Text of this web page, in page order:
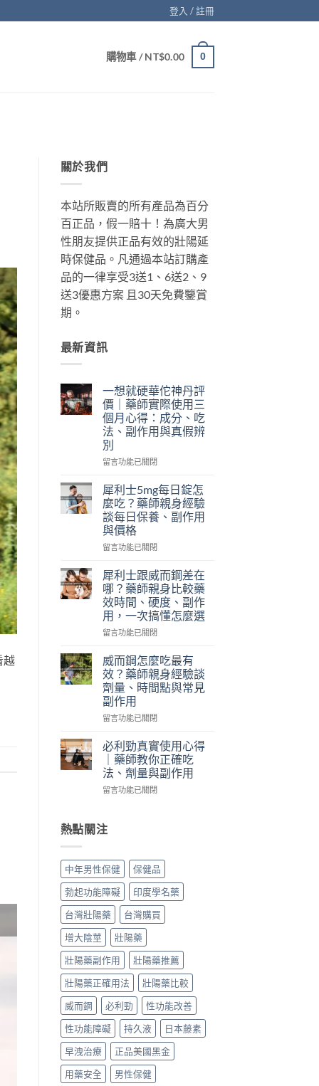
登入 / 註冊
購物車 /NT$0.00 0
越
關於我們
本站所販賣的所有產品為百分
百正品，假一賠十！為廣大男
性朋友提供正品有效的壯陽延
時保健品。凡通過本站訂購產
品的一律享受3送1、6送2、9
送3優惠方案 且30天免費鑒賞
期。
最新資訊
一想就硬華佗神丹評
價｜藥師實際使用三
個月心得：成分、吃
法、副作用與真假辨
別
在
想
就
硬
華
佗
神
評
價
｜
藥
師
實
使
用
三
個
月
心
成
分、
吃
法、
副
與
真
辨
別〉
中
留言功能已關閉
犀利士5mg每日錠怎
麼吃？藥師親身經驗
談每日保養、副作用
與價格
在
利
士
5mg
每
日
錠
麼
吃？
藥
師
親
身
驗
談
每
日
保
作
用
價
格〉
中
留言功能已關閉
犀利士跟威而鋼差在
哪？藥師親身比較藥
效時間、硬度、副作
用，一次搞懂怎麼選
在
利
士
跟
威
而
鋼
在
哪？
藥
師
親
較
藥
時
間、
硬
度、
副
作
用，
一
次
搞
懂
怎
麼
選〉
中
留言功能已關閉
威而鋼怎麼吃最有
效？藥師親身經驗談
劑量、時間點與常見
副作用
在
而
鋼
怎
麼
吃
效？
親
身
經
驗
談
劑
量、
時
間
點
與
常
見
副
作
用〉
留言功能已關閉
必利勁真實使用心得
｜藥師教你正確吃
法、劑量與副作用
在
勁
真
使
用
心
得
｜
藥
教
你
正
確
吃
法、
劑
量
與
作
用〉
留言功能已關閉
熱點關注
中年男性保健
保健品
勃起功能障礙
印度學名藥
台灣壯陽藥
台灣購買
增大陰莖
壯陽藥
壯陽藥副作用
壯陽藥推薦
壯陽藥正確用法
壯陽藥比較
威而鋼
必利勁
性功能改善
性功能障礙
持久液
日本藤素
早洩治療
正品美國黑金
用藥安全
男性保健